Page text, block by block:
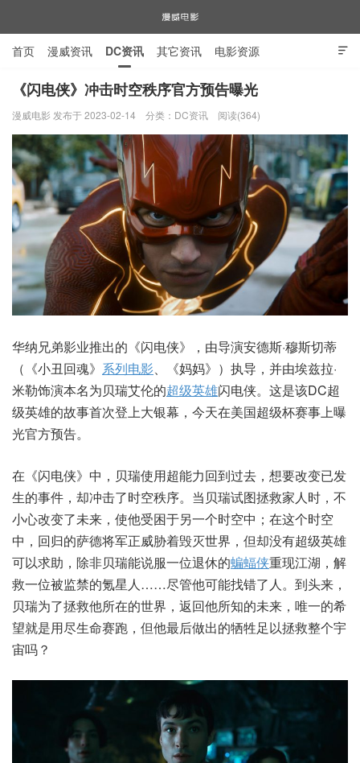
漫威电影

首页 漫威资讯 DC资讯 其它资讯 电影资源
电视剧资源 漫威图片
《闪电侠》冲击时空秩序官方预告曝光
漫威电影 发布于 2023-02-14 分类： DC资讯 阅读(364)
华纳兄弟影业推出的《闪电侠》，由导演安德斯·穆斯切蒂
（《小丑回魂》 系列电影、《妈妈》）执导，并由埃兹拉·
米勒饰演本名为贝瑞艾伦的超级英雄闪电侠。这是该DC超
级英雄的故事首次登上大银幕，今天在美国超级杯赛事上曝
光官方预告。
在《闪电侠》中，贝瑞使用超能力回到过去，想要改变已发
生的事件，却冲击了时空秩序。当贝瑞试图拯救家人时，不
小心改变了未来，使他受困于另一个时空中；在这个时空
中，回归的萨德将军正威胁着毁灭世界，但却没有超级英雄
可以求助，除非贝瑞能说服一位退休的蝙蝠侠重现江湖，解
救一位被监禁的氪星人……尽管他可能找错了人。到头来，
贝瑞为了拯救他所在的世界，返回他所知的未来，唯一的希
望就是用尽生命赛跑，但他最后做出的牺牲足以拯救整个宇
宙吗？